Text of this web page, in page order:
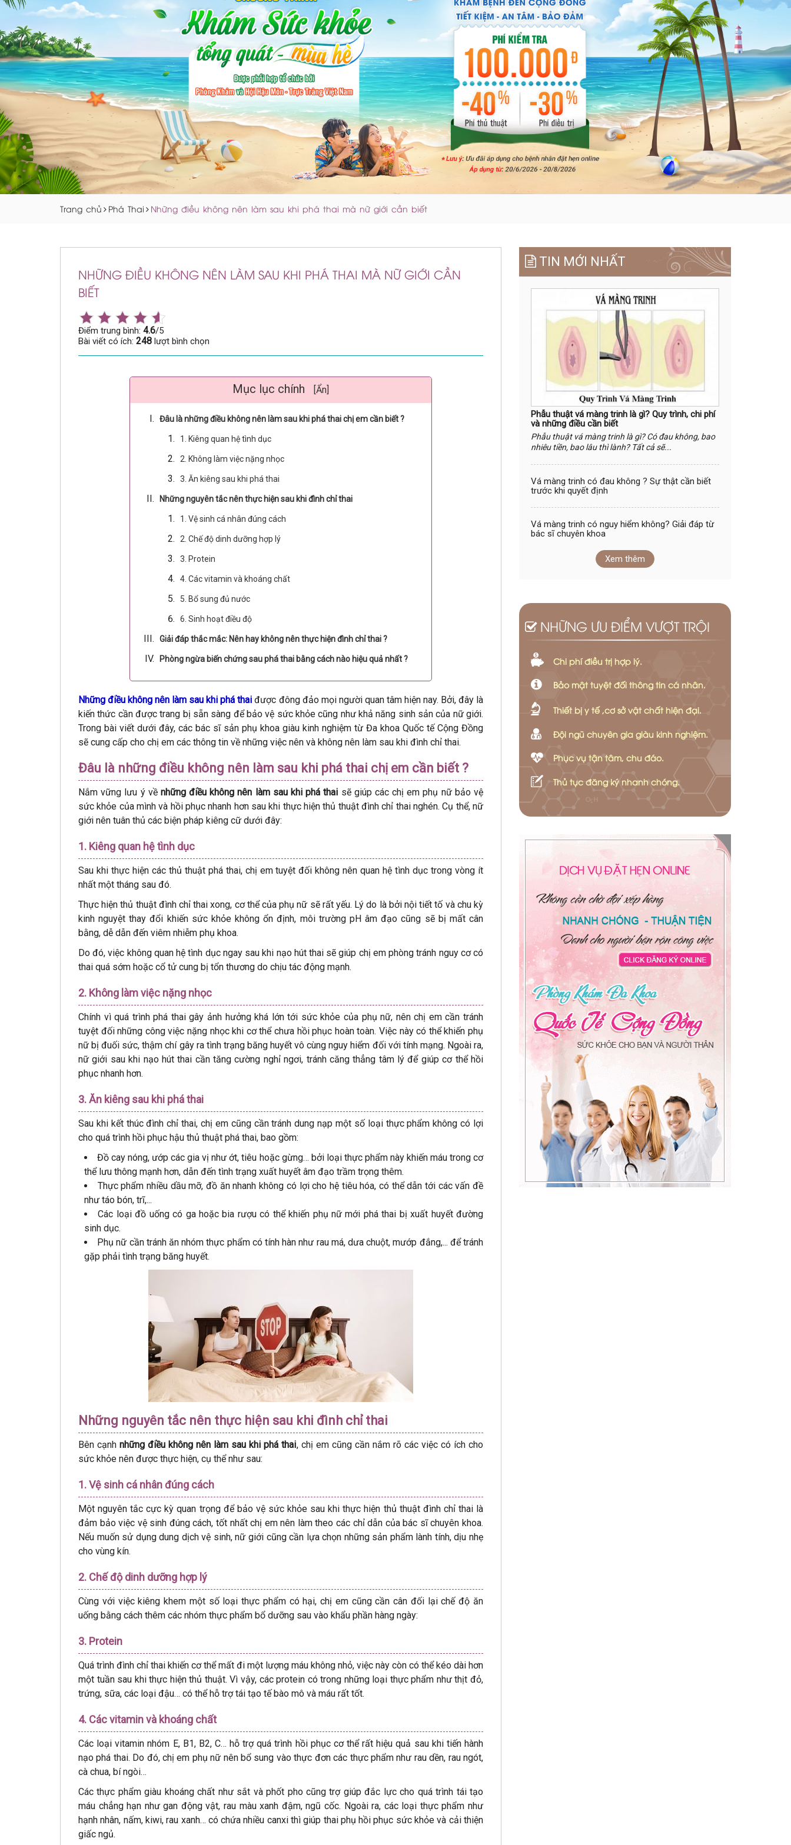
Trang chủ Phá Thai Những điều không nên làm sau khi phá thai mà nữ giới cần biết
NHỮNG ĐIỀU KHÔNG NÊN LÀM SAU KHI PHÁ THAI MÀ NỮ GIỚI CẦN
BIẾT
Điểm trung bình: 4.6/5
Bài viết có ích: 248 lượt bình chọn
Mục lục chính [Ẩn]
Đâu là những điều không nên làm sau khi phá thai chị em cần biết ?
1. Kiêng quan hệ tình dục
2. Không làm việc nặng nhọc
3. Ăn kiêng sau khi phá thai
Những nguyên tắc nên thực hiện sau khi đình chỉ thai
1. Vệ sinh cá nhân đúng cách
2. Chế độ dinh dưỡng hợp lý
3. Protein
4. Các vitamin và khoáng chất
5. Bổ sung đủ nước
6. Sinh hoạt điều độ
Giải đáp thắc mắc: Nên hay không nên thực hiện đình chỉ thai ?
Phòng ngừa biến chứng sau phá thai bằng cách nào hiệu quả nhất ?
Những điều không nên làm sau khi phá thai được đông đảo mọi người quan tâm hiện nay. Bởi, đây là
kiến thức cần được trang bị sẵn sàng để bảo vệ sức khỏe cũng như khả năng sinh sản của nữ giới.
Trong bài viết dưới đây, các bác sĩ sản phụ khoa giàu kinh nghiệm từ Đa khoa Quốc tế Cộng Đồng
sẽ cung cấp cho chị em các thông tin về những việc nên và không nên làm sau khi đình chỉ thai.
Đâu là những điều không nên làm sau khi phá thai chị em cần biết ?
Nắm vững lưu ý về những điều không nên làm sau khi phá thai sẽ giúp các chị em phụ nữ bảo vệ
sức khỏe của mình và hồi phục nhanh hơn sau khi thực hiện thủ thuật đình chỉ thai nghén. Cụ thể, nữ
giới nên tuân thủ các biện pháp kiêng cữ dưới đây:
1. Kiêng quan hệ tình dục
Sau khi thực hiện các thủ thuật phá thai, chị em tuyệt đối không nên quan hệ tình dục trong vòng ít
nhất một tháng sau đó.
Thực hiện thủ thuật đình chỉ thai xong, cơ thể của phụ nữ sẽ rất yếu. Lý do là bởi nội tiết tố và chu kỳ
kinh nguyệt thay đổi khiến sức khỏe không ổn định, môi trường pH âm đạo cũng sẽ bị mất cân
bằng, dễ dẫn đến viêm nhiễm phụ khoa.
Do đó, việc không quan hệ tình dục ngay sau khi nạo hút thai sẽ giúp chị em phòng tránh nguy cơ có
thai quá sớm hoặc cổ tử cung bị tổn thương do chịu tác động mạnh.
2. Không làm việc nặng nhọc
Chính vì quá trình phá thai gây ảnh hưởng khá lớn tới sức khỏe của phụ nữ, nên chị em cần tránh
tuyệt đối những công việc nặng nhọc khi cơ thể chưa hồi phục hoàn toàn. Việc này có thể khiến phụ
nữ bị đuối sức, thậm chí gây ra tình trạng băng huyết vô cùng nguy hiểm đối với tính mạng. Ngoài ra,
nữ giới sau khi nạo hút thai cần tăng cường nghỉ ngơi, tránh căng thẳng tâm lý để giúp cơ thể hồi
phục nhanh hơn.
3. Ăn kiêng sau khi phá thai
Sau khi kết thúc đình chỉ thai, chị em cũng cần tránh dung nạp một số loại thực phẩm không có lợi
cho quá trình hồi phục hậu thủ thuật phá thai, bao gồm:
Đồ cay nóng, ướp các gia vị như ớt, tiêu hoặc gừng… bởi loại thực phẩm này khiến máu trong cơ
thể lưu thông mạnh hơn, dẫn đến tình trạng xuất huyết âm đạo trầm trọng thêm.
Thực phẩm nhiều dầu mỡ, đồ ăn nhanh không có lợi cho hệ tiêu hóa, có thể dẫn tới các vấn đề
như táo bón, trĩ,...
Các loại đồ uống có ga hoặc bia rượu có thể khiến phụ nữ mới phá thai bị xuất huyết đường
sinh dục.
Phụ nữ cần tránh ăn nhóm thực phẩm có tính hàn như rau má, dưa chuột, mướp đắng,... để tránh
gặp phải tình trạng băng huyết.
Những nguyên tắc nên thực hiện sau khi đình chỉ thai
Bên cạnhnhững điều không nên làm sau khi phá thai, chị em cũng cần nắm rõ các việc có ích cho
sức khỏe nên được thực hiện, cụ thể như sau:
1. Vệ sinh cá nhân đúng cách
Một nguyên tắc cực kỳ quan trọng để bảo vệ sức khỏe sau khi thực hiện thủ thuật đình chỉ thai là
đảm bảo việc vệ sinh đúng cách, tốt nhất chị em nên làm theo các chỉ dẫn của bác sĩ chuyên khoa.
Nếu muốn sử dụng dung dịch vệ sinh, nữ giới cũng cần lựa chọn những sản phẩm lành tính, dịu nhẹ
cho vùng kín.
2. Chế độ dinh dưỡng hợp lý
Cùng với việc kiêng khem một số loại thực phẩm có hại, chị em cũng cần cân đối lại chế độ ăn
uống bằng cách thêm các nhóm thực phẩm bổ dưỡng sau vào khẩu phần hàng ngày:
3. Protein
Quá trình đình chỉ thai khiến cơ thể mất đi một lượng máu không nhỏ, việc này còn có thể kéo dài hơn
một tuần sau khi thực hiện thủ thuật. Vì vậy, các protein có trong những loại thực phẩm như thịt đỏ,
trứng, sữa, các loại đậu… có thể hỗ trợ tái tạo tế bào mô và máu rất tốt.
4. Các vitamin và khoáng chất
Các loại vitamin nhóm E, B1, B2, C… hỗ trợ quá trình hồi phục cơ thể rất hiệu quả sau khi tiến hành
nạo phá thai. Do đó, chị em phụ nữ nên bổ sung vào thực đơn các thực phẩm như rau dền, rau ngót,
cà chua, bí ngòi…
Các thực phẩm giàu khoáng chất như sắt và phốt pho cũng trợ giúp đắc lực cho quá trình tái tạo
máu chẳng hạn như gan động vật, rau màu xanh đậm, ngũ cốc. Ngoài ra, các loại thực phẩm như
hạnh nhân, nấm, kiwi, rau xanh… có chứa nhiều canxi thì giúp thai phụ hồi phục sức khỏe và cải thiện
giấc ngủ.
TIN MỚI NHẤT
Phẫu thuật vá màng trinh là gì? Quy trình, chi phí
và những điều cần biết
Phẫu thuật vá màng trinh là gì? Có đau không, bao
nhiêu tiền, bao lâu thì lành? Tất cả sẽ...
Vá màng trinh có đau không ? Sự thật cần biết
trước khi quyết định
Vá màng trinh có nguy hiểm không? Giải đáp từ
bác sĩ chuyên khoa
Xem thêm
NHỮNG ƯU ĐIỂM VƯỢT TRỘI
Chi phí điều trị hợp lý.
Bảo mật tuyệt đối thông tin cá nhân.
Thiết bị y tế ,cơ sở vật chất hiện đại.
Đội ngũ chuyên gia giàu kinh nghiệm.
Phục vụ tận tâm, chu đáo.
Thủ tục đăng ký nhanh chóng.